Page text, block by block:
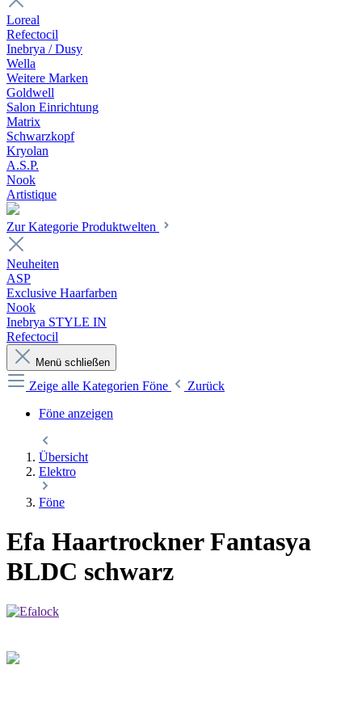
Loreal
Refectocil
Inebrya / Dusy
Wella
Weitere Marken
Goldwell
Salon Einrichtung
Matrix
Schwarzkopf
Kryolan
A.S.P.
Nook
Artistique
Zur Kategorie Produktwelten
Neuheiten
ASP
Exclusive Haarfarben
Nook
Inebrya STYLE IN
Refectocil
Menü schließen
Zeige alle Kategorien Föne
Zurück
Föne anzeigen
Übersicht
Elektro
Föne
Efa Haartrockner Fantasya
BLDC schwarz